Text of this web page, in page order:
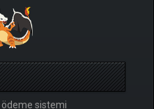
ödeme sistemi